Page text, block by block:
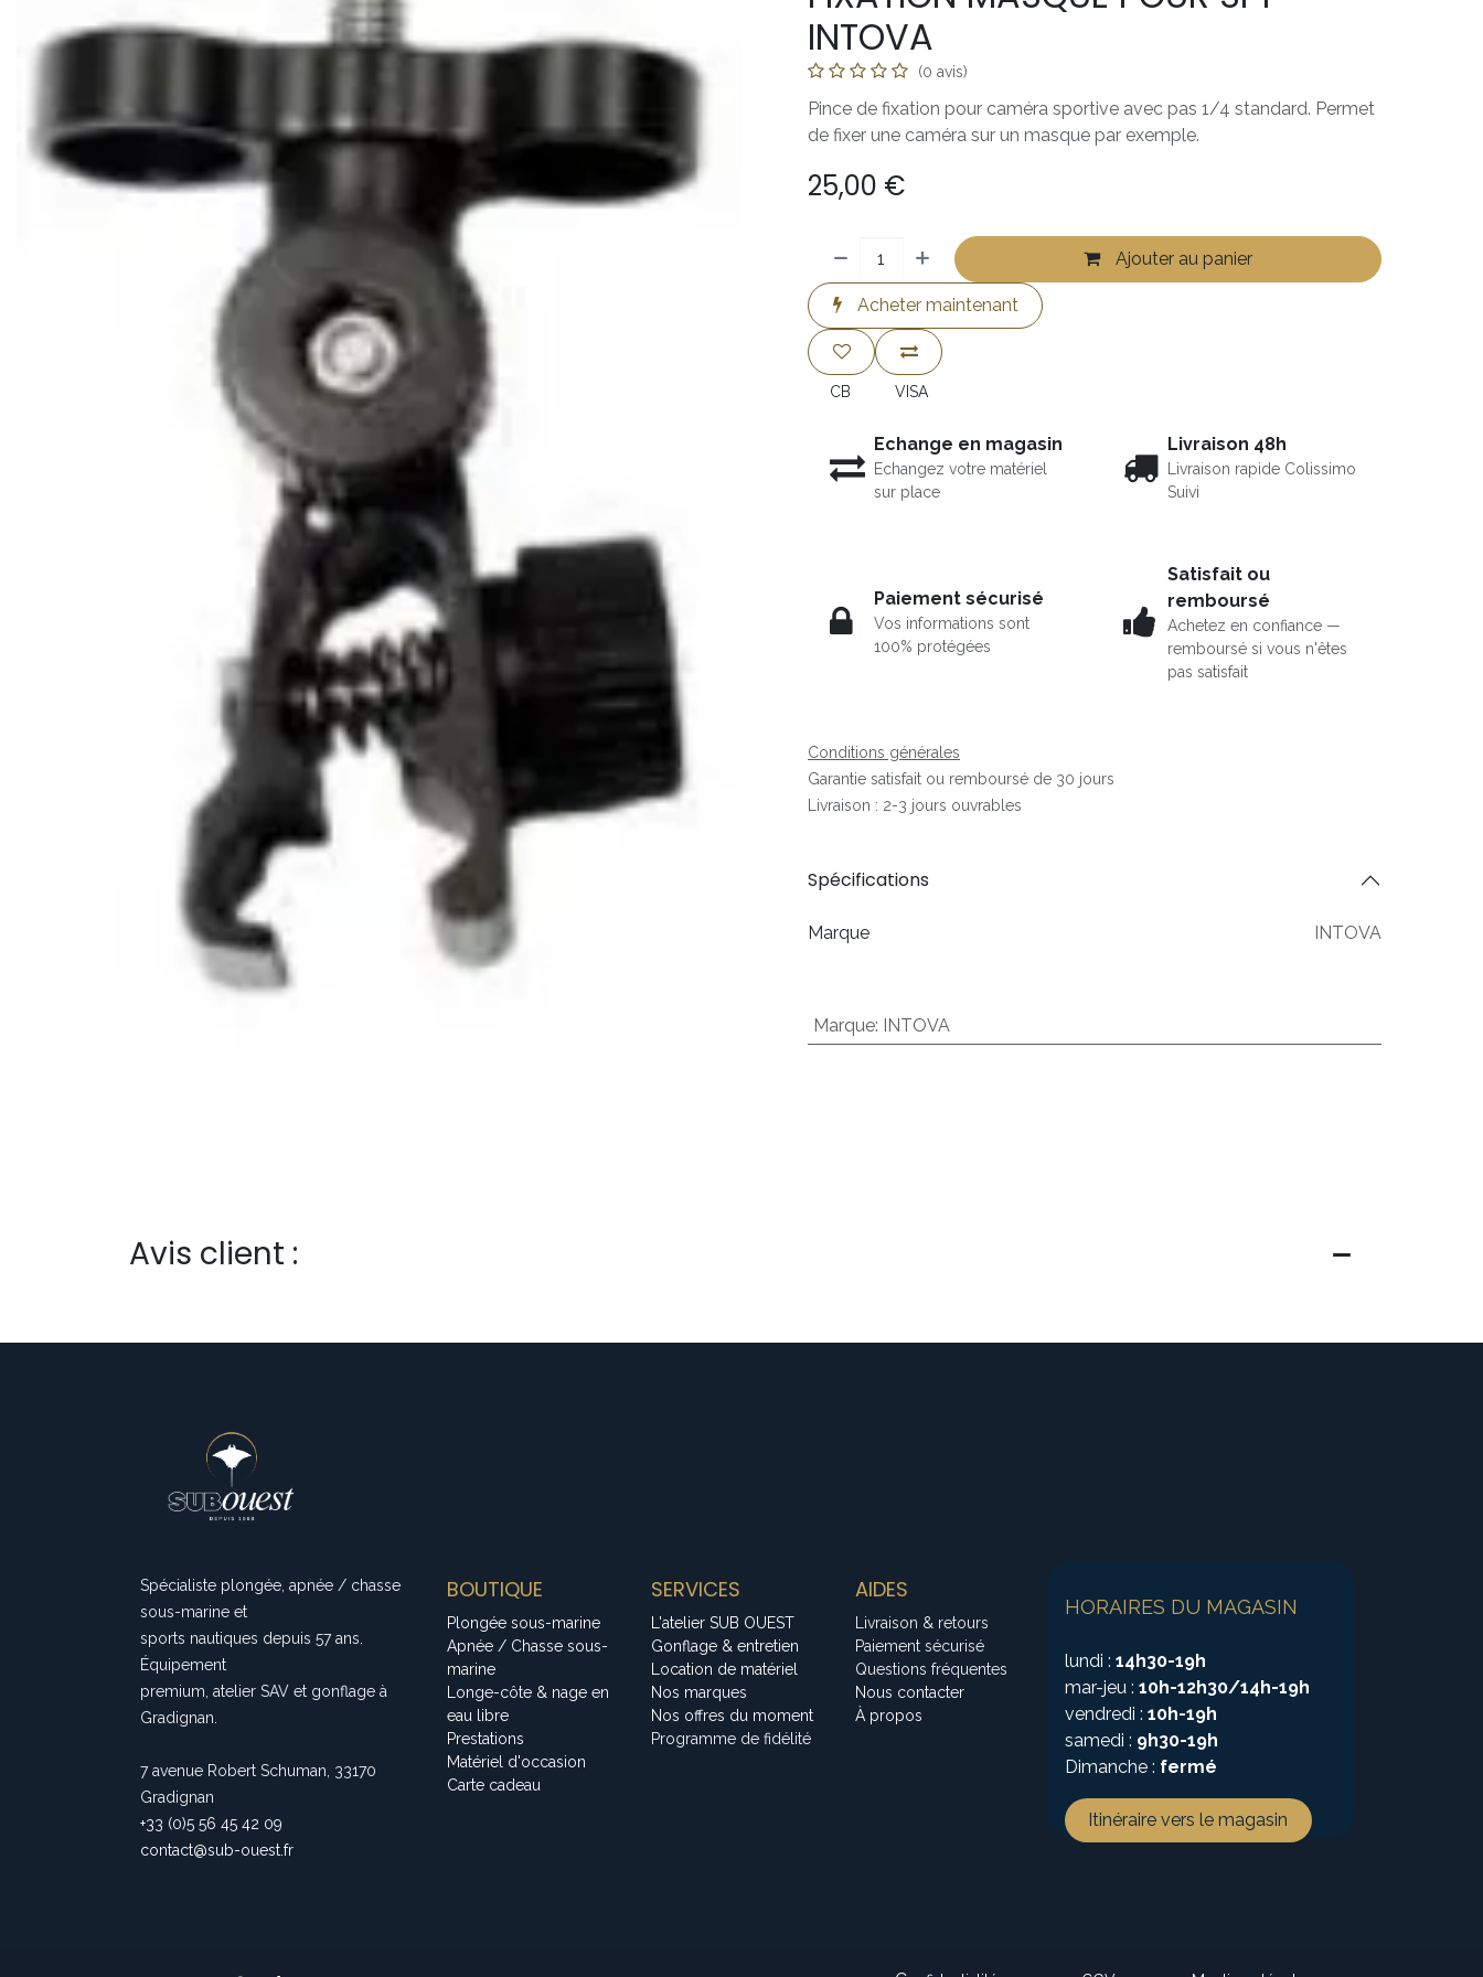
INTOVA
(0 avis)
Pince de fixation pour caméra sportive avec pas 1/4 standard. Permet
de fixer une caméra sur un masque par exemple.
25,00 €
Ajouter au panier
Acheter maintenant
CB VISA
Echange en magasin
Echangez votre matériel
sur place
Livraison 48h
Livraison rapide Colissimo
Suivi
Paiement sécurisé
Vos informations sont
100% protégées
Satisfait ou
remboursé
Achetez en confiance —
remboursé si vous n'êtes
pas satisfait
Conditions générales
Garantie satisfait ou remboursé de 30 jours
Livraison : 2-3 jours ouvrables
Spécifications
Marque INTOVA
Marque: INTOVA
Avis client :
Spécialiste plongée, apnée / chasse
sous-marine et
sports nautiques depuis 57 ans.
Équipement
premium, atelier SAV et gonflage à
Gradignan.
7 avenue Robert Schuman, 33170
Gradignan
+33 (0)5 56 45 42 09
contact@sub-ouest.fr
BOUTIQUE
Plongée sous-marine
Apnée / Chasse sous-
marine
Longe-côte & nage en
eau libre
Prestations
Matériel d'occasion
Carte cadeau
SERVICES
L'atelier SUB OUEST
Gonflage & entretien
Location de matériel
Nos marques
Nos offres du moment
Programme de fidélité
AIDES
Livraison & retours
Paiement sécurisé
Questions fréquentes
Nous contacter
À propos
HORAIRES DU MAGASIN
lundi : 14h30-19h
mar-jeu : 10h-12h30/14h-19h
vendredi : 10h-19h
samedi : 9h30-19h
Dimanche : fermé
Itinéraire vers le magasin